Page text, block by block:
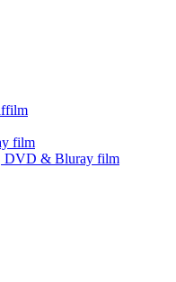
film
DVD & Bluray film